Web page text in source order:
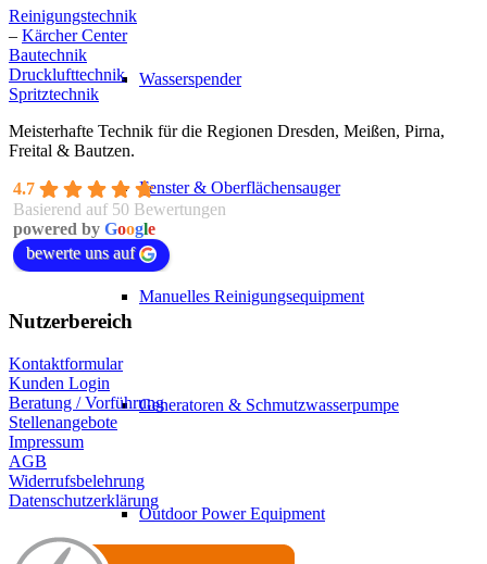
Wasserspender
Fenster & Oberflächensauger
Manuelles Reinigungsequipment
Generatoren & Schmutzwasserpumpe
Outdoor Power Equipment
Reinigungstechnik
– Kärcher Center
Bautechnik
Drucklufttechnik
Spritztechnik
Meisterhafte Technik für die Regionen Dresden, Meißen, Pirna,
Freital & Bautzen.
4.7
Basierend auf 50 Bewertungen
powered by Google
bewerte uns auf
Nutzerbereich
Kontaktformular
Kunden Login
Beratung / Vorführung
Stellenangebote
Impressum
AGB
Widerrufsbelehrung
Datenschutzerklärung